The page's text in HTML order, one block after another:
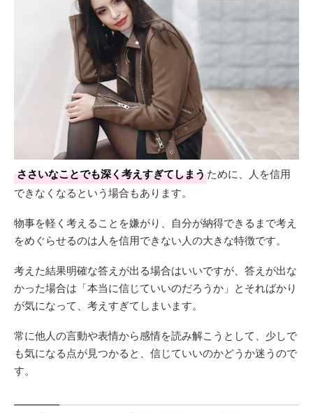
ささいなことでも深く考えすぎてしまうために、人を信用
できなくなるという場合もあります。
物事を軽く考えることを嫌がり、自分が納得できるまで考え
をめぐらせるのは人を信用できない人の大きな特徴です。
考えた結果明確な答えが出る場合はいいですが、答えが出な
かった場合は「本当に信じていいのだろうか」とそればかり
が気になって、考えすぎてしまいます。
常に他人の言動や表情から感情を読み解こうとして、少しで
も気になる点が見つかると、信じていいのかどうか迷うので
す。